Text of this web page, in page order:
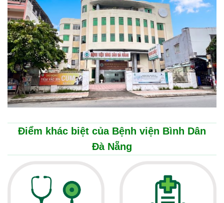
Điểm khác biệt của Bệnh viện Bình Dân
Đà Nẵng